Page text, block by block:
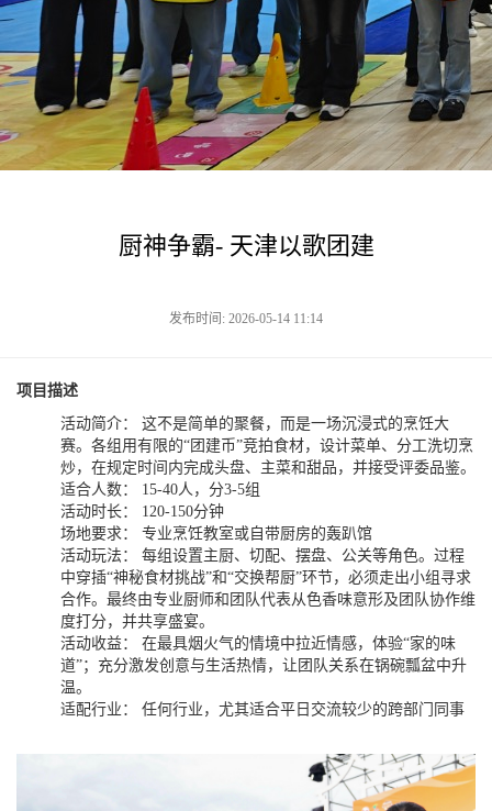
厨神争霸- 天津以歌团建
发布时间: 2026-05-14 11:14
项目描述
活动简介： 这不是简单的聚餐，而是一场沉浸式的烹饪大
赛。各组用有限的“团建币”竞拍食材，设计菜单、分工洗切烹
炒，在规定时间内完成头盘、主菜和甜品，并接受评委品鉴。
适合人数： 15-40人，分3-5组
活动时长： 120-150分钟
场地要求： 专业烹饪教室或自带厨房的轰趴馆
活动玩法： 每组设置主厨、切配、摆盘、公关等角色。过程
中穿插“神秘食材挑战”和“交换帮厨”环节，必须走出小组寻求
合作。最终由专业厨师和团队代表从色香味意形及团队协作维
度打分，并共享盛宴。
活动收益： 在最具烟火气的情境中拉近情感，体验“家的味
道”；充分激发创意与生活热情，让团队关系在锅碗瓢盆中升
温。
适配行业： 任何行业，尤其适合平日交流较少的跨部门同事